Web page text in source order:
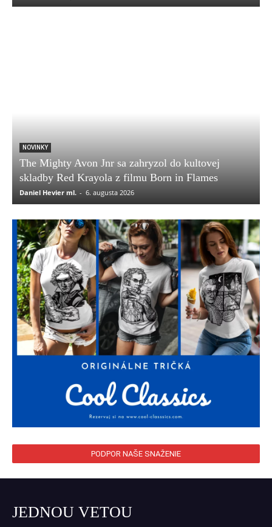
NOVINKY
The Mighty Avon Jnr sa zahryzol do kultovej
skladby Red Krayola z filmu Born in Flames
Daniel Hevier ml. - 6. augusta 2026
PODPOR NAŠE SNAŽENIE
JEDNOU VETOU